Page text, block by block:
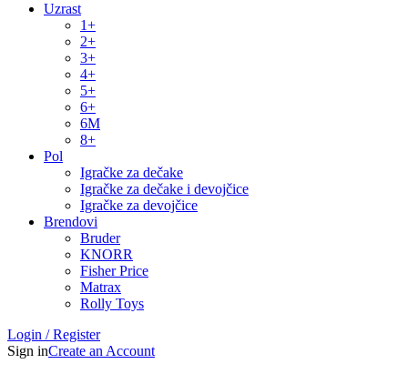
Uzrast
1+
2+
3+
4+
5+
6+
6M
8+
Pol
Igračke za dečake
Igračke za dečake i devojčice
Igračke za devojčice
Brendovi
Bruder
KNORR
Fisher Price
Matrax
Rolly Toys
Login / Register
Sign inCreate an Account